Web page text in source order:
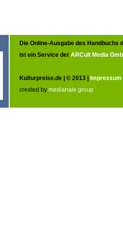
Die Online-Ausgabe des Handbuchs
ist ein Service der ARCult Media
Kulturpreise.de | © 2013 | Impressum
created by medianale group